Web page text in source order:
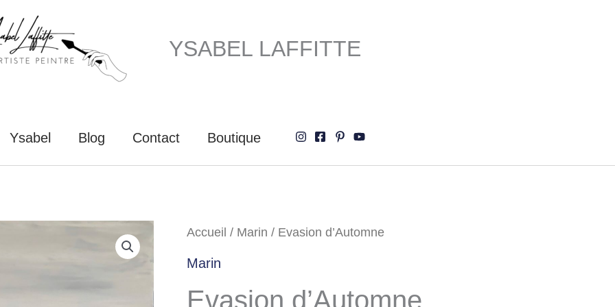
YSABEL LAFFITTE
Ysabel Blog Contact Boutique
Accueil / Marin / Evasion d’Automne
Marin
Evasion d’Automne
quantité
de